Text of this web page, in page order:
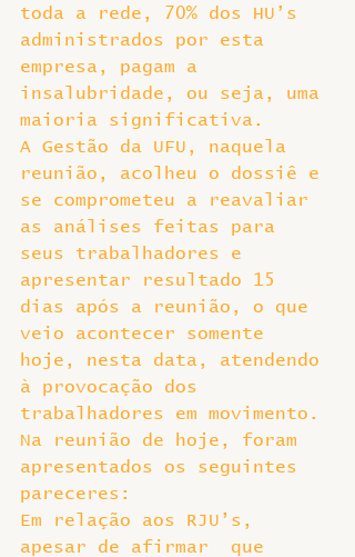
toda a rede, 70% dos HU’s
administrados por esta
empresa, pagam a
insalubridade, ou seja, uma
maioria significativa.
A Gestão da UFU, naquela
reunião, acolheu o dossiê e
se comprometeu a reavaliar
as análises feitas para
seus trabalhadores e
apresentar resultado 15
dias após a reunião, o que
veio acontecer somente
hoje, nesta data, atendendo
à provocação dos
trabalhadores em movimento.
Na reunião de hoje, foram
apresentados os seguintes
pareceres:
Em relação aos RJU’s,
apesar de afirmar  que